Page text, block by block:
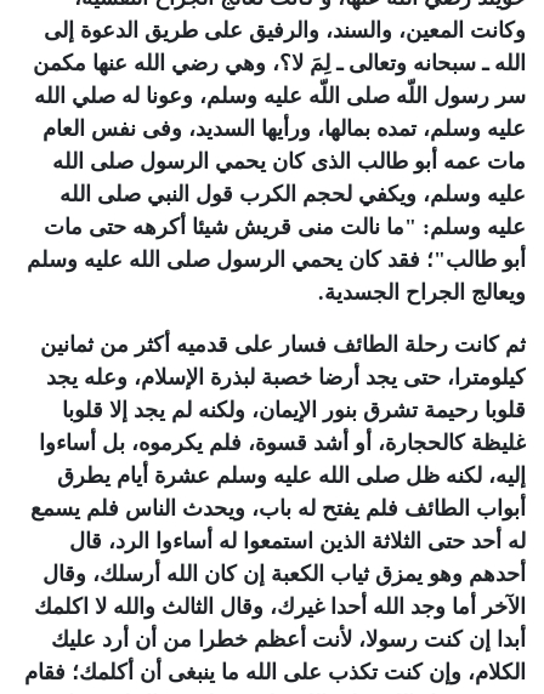
وكانت المعين، والسند، والرفيق على طريق الدعوة إلى
الله ـ سبحانه وتعالى ـ لِمَ لا؟، وهي رضي الله عنها مكمن
سر رسول اللّه صلى اللّه عليه وسلم، وعونا له صلي الله
عليه وسلم، تمده بمالها، ورأيها السديد، وفى نفس العام
مات عمه أبو طالب الذى كان يحمي الرسول صلى الله
عليه وسلم، ويكفي لحجم الكرب قول النبي صلى الله
عليه وسلم: "ما نالت منى قريش شيئا أكرهه حتى مات
أبو طالب"؛ فقد كان يحمي الرسول صلى الله عليه وسلم
ويعالج الجراح الجسدية.
ثم كانت رحلة الطائف فسار على قدميه أكثر من ثمانين
كيلومترا، حتى يجد أرضا خصبة لبذرة الإسلام، وعله يجد
قلوبا رحيمة تشرق بنور الإيمان، ولكنه لم يجد إلا قلوبا
غليظة كالحجارة، أو أشد قسوة، فلم يكرموه، بل أساءوا
إليه، لكنه ظل صلى الله عليه وسلم عشرة أيام يطرق
أبواب الطائف فلم يفتح له باب، ويحدث الناس فلم يسمع
له أحد حتى الثلاثة الذين استمعوا له أساءوا الرد، قال
أحدهم وهو يمزق ثياب الكعبة إن كان الله أرسلك، وقال
الآخر أما وجد الله أحدا غيرك، وقال الثالث والله لا اكلمك
أبدا إن كنت رسولا، لأنت أعظم خطرا من أن أرد عليك
الكلام، وإن كنت تكذب على الله ما ينبغى أن أكلمك؛ فقام